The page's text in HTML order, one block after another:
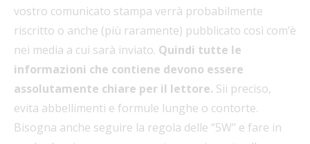
vostro comunicato stampa verrà probabilmente
riscritto o anche (più raramente) pubblicato così com’è
nei media a cui sarà inviato. Quindi tutte le
informazioni che contiene devono essere
assolutamente chiare per il lettore. Sii preciso,
evita abbellimenti e formule lunghe o contorte.
Bisogna anche seguire la regola delle “5W” e fare in